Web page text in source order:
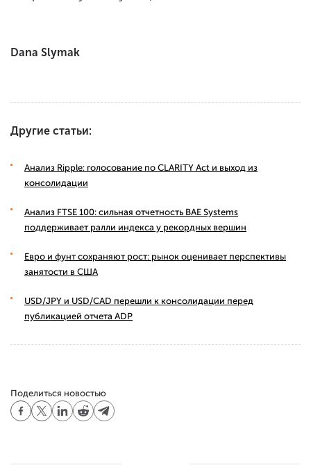
Dana Slymak
Другие статьи:
Анализ Ripple: голосование по CLARITY Act и выход из
консолидации
Анализ FTSE 100: сильная отчетность BAE Systems
поддерживает ралли индекса у рекордных вершин
Евро и фунт сохраняют рост: рынок оценивает перспективы
занятости в США
USD/JPY и USD/CAD перешли к консолидации перед
публикацией отчета ADP
Поделиться новостью